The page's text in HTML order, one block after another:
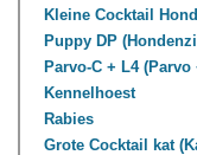
Kleine Cocktail
Puppy DP
Parvo-C + L4
Kennelhoest
Rabies
Grote Cocktail kat